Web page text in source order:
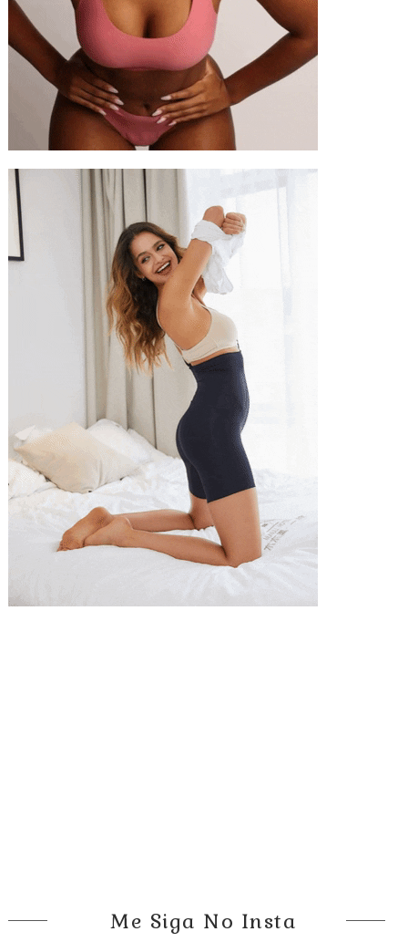
Me Siga No Insta